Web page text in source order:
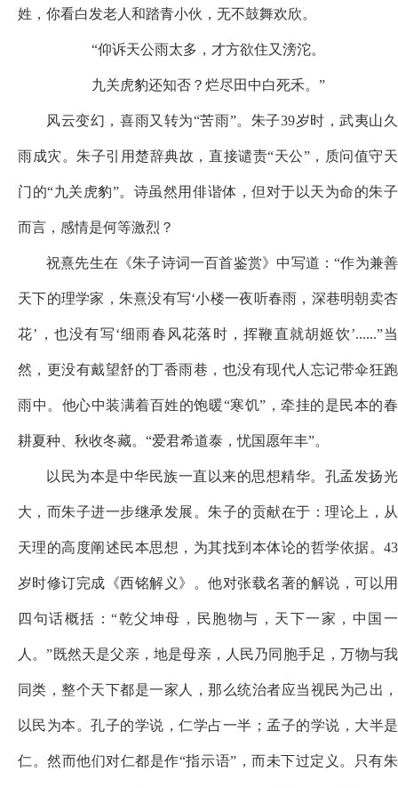
姓，你看白发老人和踏青小伙，无不鼓舞欢欣。
“仰诉天公雨太多，才方欲住又滂沱。
九关虎豹还知否？烂尽田中白死禾。 ”
风云变幻，喜雨又转为“苦雨”。朱子39岁时，武夷山久
雨成灾。朱子引用楚辞典故，直接谴责“天公”，质问值守天
门的“九关虎豹”。诗虽然用俳谐体，但对于以天为命的朱子
而言，感情是何等激烈？
祝熹先生在《朱子诗词一百首鉴赏》中写道：“作为兼善
天下的理学家，朱熹没有写‘小楼一夜听春雨，深巷明朝卖杏
花’，也没有写‘细雨春风花落时，挥鞭直就胡姬饮’......”当
然，更没有戴望舒的丁香雨巷，也没有现代人忘记带伞狂跑
雨中。他心中装满着百姓的饱暖“寒饥”，牵挂的是民本的春
耕夏种、秋收冬藏。“爱君希道泰，忧国愿年丰”。
以民为本是中华民族一直以来的思想精华。孔孟发扬光
大，而朱子进一步继承发展。朱子的贡献在于：理论上，从
天理的高度阐述民本思想，为其找到本体论的哲学依据。 43
岁时修订完成《西铭解义》。他对张载名著的解说，可以用
四句话概括：“乾父坤母，民胞物与，天下一家，中国一
人。”既然天是父亲，地是母亲，人民乃同胞手足，万物与我
同类，整个天下都是一家人，那么统治者应当视民为己出，
以民为本。孔子的学说，仁学占一半；孟子的学说，大半是
仁。然而他们对仁都是作“指示语”，而未下过定义。只有朱